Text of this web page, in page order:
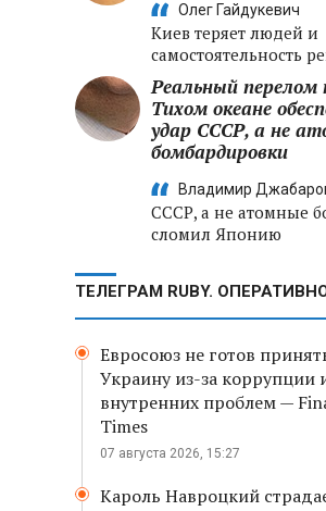
Олег Гайдукевич
Киев теряет людей и
самостоятельность
Реальный перелом
Тихом океане
удар СССР, а не
бомбардировки
Владимир
СССР, а не атомные
сломил Японию
ТЕЛЕГРАМ RUBY.
Евросоюз не готов
Украину из-за коррупции
внутренних проблем —
Times
07 августа 2026, 15:27
Кароль Навроцкий